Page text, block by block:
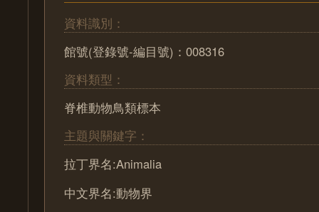
資料識別：
館號(登錄號-編目號)：008316
資料類型：
脊椎動物鳥類標本
主題與關鍵字：
拉丁界名:Animalia
中文界名:動物界